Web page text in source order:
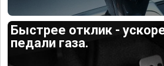
Быстрее отклик -
педали газа.